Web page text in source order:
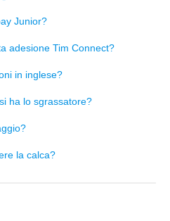
Junior?
adesione Tim Connect?
in inglese?
ha lo sgrassatore?
la calca?